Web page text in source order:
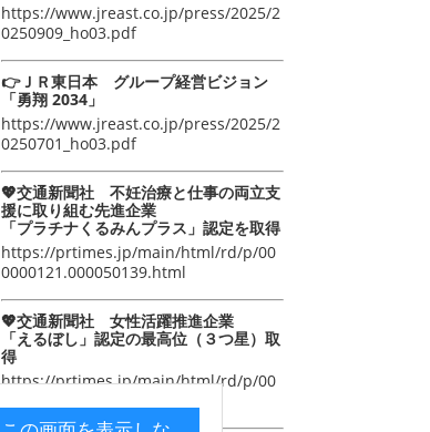
https://www.jreast.co.jp/press/2025/2
0250909_ho03.pdf
👉ＪＲ東日本 グループ経営ビジョン
「勇翔 2034」
https://www.jreast.co.jp/press/2025/2
0250701_ho03.pdf
💖交通新聞社 不妊治療と仕事の両立支
援に取り組む先進企業
「プラチナくるみんプラス」認定を取得
https://prtimes.jp/main/html/rd/p/00
0000121.000050139.html
💖交通新聞社 女性活躍推進企業
「えるぼし」認定の最高位（３つ星）取
得
https://prtimes.jp/main/html/rd/p/00